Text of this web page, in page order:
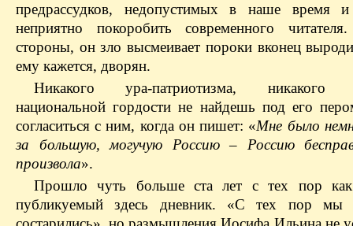
предрассудков, недопустимых в наше время
неприятно покоробить современного
стороны, он зло высмеивает пороки вконец
ему кажется, дворян.
Никакого ура-патриотизма, никакого
национальной гордости не найдешь под его
согласиться с ним, когда он пишет: «Мне было
за большую, могучую Россию – Россию
произвола».
Прошло чуть больше ста лет с тех пор
публикуемый здесь дневник. «С тех пор мы